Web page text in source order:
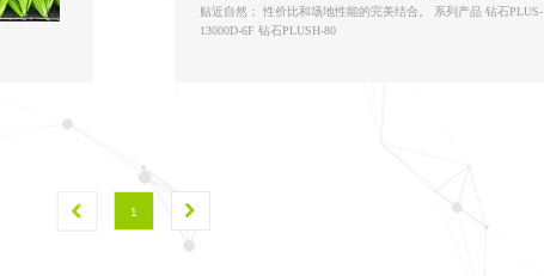
贴近自然； 性价比和场地性能的完美结合。 系列产品 钻石PLUS-
13000D-6F 钻石PLUSH-80
1